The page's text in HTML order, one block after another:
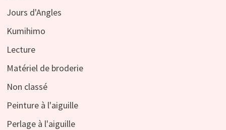
Jours d'Angles
Kumihimo
Lecture
Matériel de broderie
Non classé
Peinture à l'aiguille
Perlage à l'aiguille